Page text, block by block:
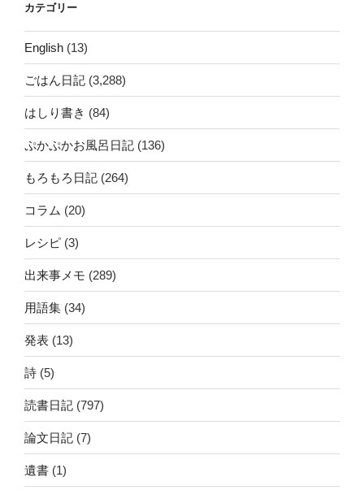
カテゴリー
English (13)
ごはん日記 (3,288)
はしり書き (84)
ぷかぷかお風呂日記 (136)
もろもろ日記 (264)
コラム (20)
レシピ (3)
出来事メモ (289)
用語集 (34)
発表 (13)
詩 (5)
読書日記 (797)
論文日記 (7)
遺書 (1)